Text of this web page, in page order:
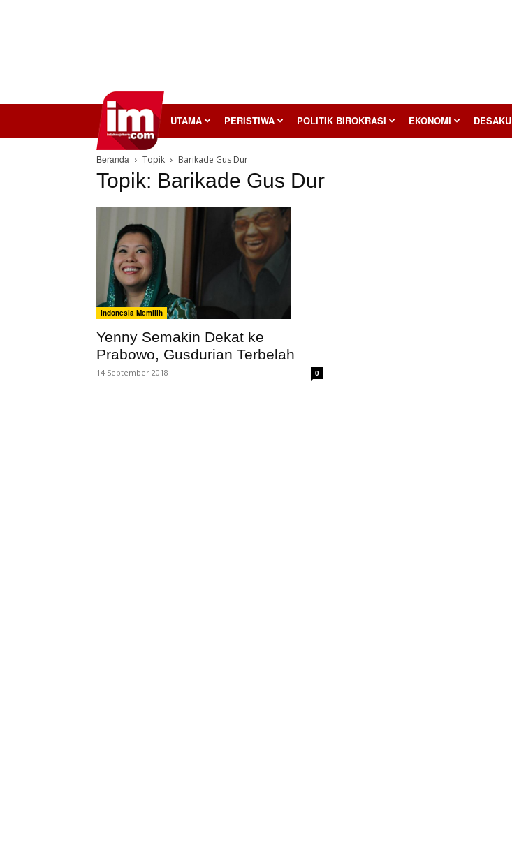
InilahMojokerto UTAMA PERISTIWA POLITIK BIROKRASI EKONOMI DESAKU
Beranda Topik Barikade Gus Dur
Topik: Barikade Gus Dur
Indonesia Memilih
Yenny Semakin Dekat ke
Prabowo, Gusdurian Terbelah
14 September 2018 0